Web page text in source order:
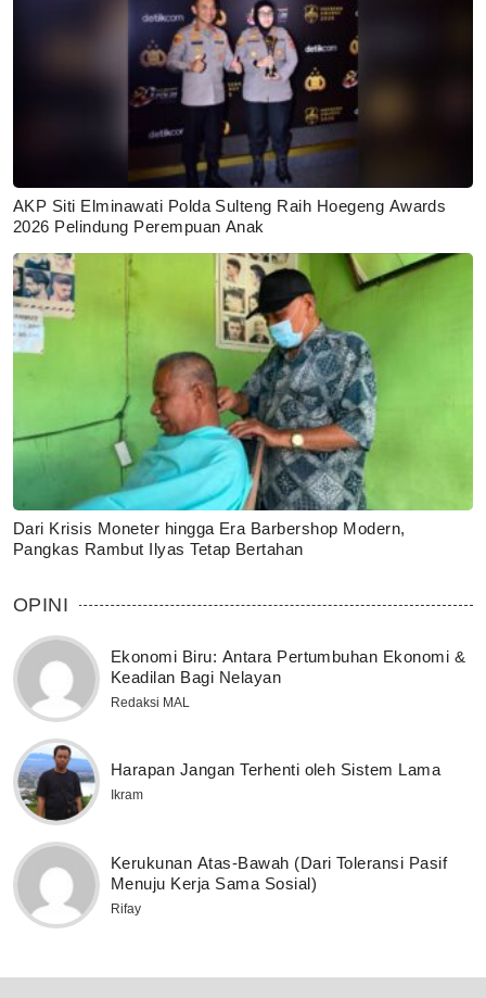
AKP Siti Elminawati Polda Sulteng Raih Hoegeng Awards
2026 Pelindung Perempuan Anak
Dari Krisis Moneter hingga Era Barbershop Modern,
Pangkas Rambut Ilyas Tetap Bertahan
OPINI
Ekonomi Biru: Antara Pertumbuhan Ekonomi &
Keadilan Bagi Nelayan
Redaksi MAL
Harapan Jangan Terhenti oleh Sistem Lama
Ikram
Kerukunan Atas-Bawah (Dari Toleransi Pasif
Menuju Kerja Sama Sosial)
Rifay